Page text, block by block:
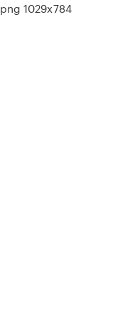
الأيونية ترتيب الكلاسيكية ، العمود png 1029x784